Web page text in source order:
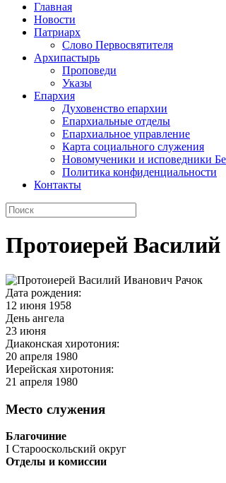
Главная
Новости
Патриарх
Слово Первосвятителя
Архипастырь
Проповеди
Указы
Епархия
Духовенство епархии
Епархиальные отделы
Епархиальное управление
Карта социального служения
Новомученики и исповедники
Политика конфиденциальности
Контакты
Протоиерей
Дата рождения:
12 июня 1958
День ангела
23 июня
Диаконская хиротония:
20 апреля 1980
Иерейская хиротония:
21 апреля 1980
Место служения
Благочиние
I Старооскольский округ
Отделы и комиссии